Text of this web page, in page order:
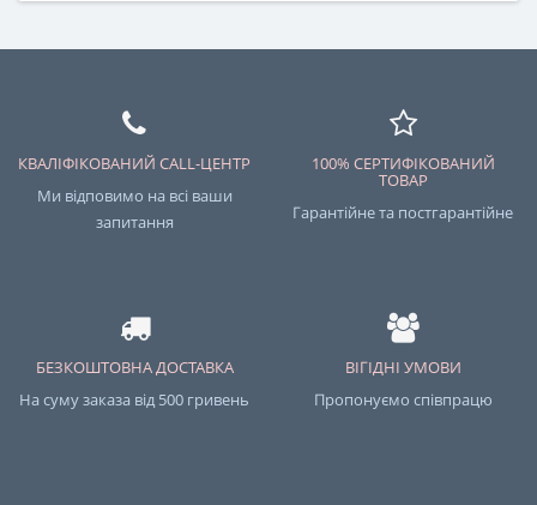
КВАЛІФІКОВАНИЙ CALL-ЦЕНТР
Ми відповимо на всі ваши
запитання
100% СЕРТИФІКОВАНИЙ
ТОВАР
Гарантійне та постгарантійне
БЕЗКОШТОВНА ДОСТАВКА
На суму заказа від 500 гривень
ВІГІДНІ УМОВИ
Пропонуємо співпрацю